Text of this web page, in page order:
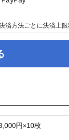
円×10枚
済方法ごとに決済上限